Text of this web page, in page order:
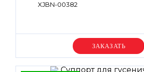
XJBN-00382
Уточняйте цену